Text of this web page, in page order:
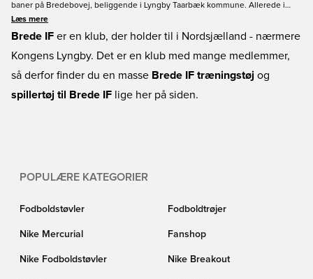
baner på Bredebovej, beliggende i Lyngby Taarbæk kommune. Allerede i
1937 sikrede Brede IF sig oprykning til den sjællandske oprykningsrække
efter en afgørende sejr mod Udby. Mikkel Beckmann har som
klubben har bestemt bevist, at de kan lave talenter. Netop trøjerne og andet
træningstøj fra Brede IF finder du her på Unisport.
Læs mere
Brede IF er en klub, der holder til i Nordsjælland - nærmere
Kongens Lyngby. Det er en klub med mange medlemmer,
så derfor finder du en masse Brede IF træningstøj og
spillertøj til Brede IF lige her på siden.
POPULÆRE KATEGORIER
Fodboldstøvler Fodboldtrøjer
Nike Mercurial Fanshop
Nike Fodboldstøvler Nike Breakout